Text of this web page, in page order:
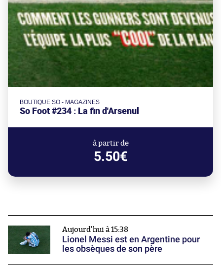
BOUTIQUE SO - MAGAZINES
So Foot #234 : La fin d'Arsenul
à partir de
5.50€
Aujourd'hui à 15:38
Lionel Messi est en Argentine pour
les obsèques de son père